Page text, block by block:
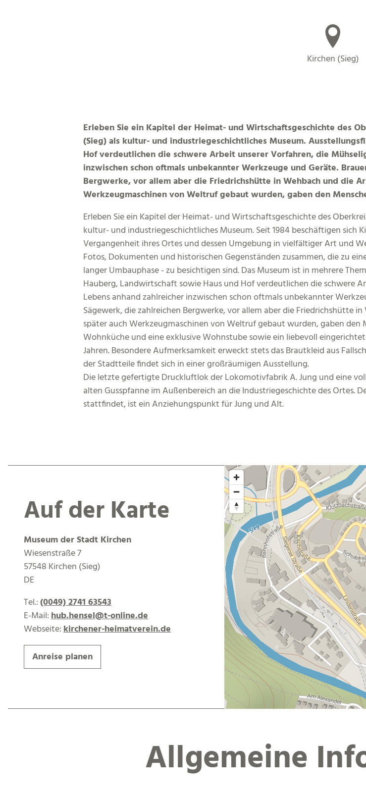
Kirchen (Sieg)
Erleben Sie ein Kapitel der Heimat- und Wirtschaftsgeschichte des
(Sieg) als kultur- und industriegeschichtliches Museum.
Hof verdeutlichen die schwere Arbeit unserer Vorfahren, die
inzwischen schon oftmals unbekannter Werkzeuge und Geräte.
Bergwerke, vor allem aber die Friedrichshütte in Wehbach und die
Werkzeugmaschinen von Weltruf gebaut wurden, gaben den
Erleben Sie ein Kapitel der Heimat- und Wirtschaftsgeschichte des
kultur- und industriegeschichtliches Museum. Seit 1984 beschäftigen sich
Vergangenheit ihres Ortes und dessen Umgebung in vielfältiger Art und
Fotos, Dokumenten und historischen Gegenständen zusammen, die zu
langer Umbauphase - zu besichtigen sind. Das Museum ist in mehrere
Hauberg, Landwirtschaft sowie Haus und Hof verdeutlichen die schwere
Lebens anhand zahlreicher inzwischen schon oftmals unbekannter
Sägewerk, die zahlreichen Bergwerke, vor allem aber die Friedrichshütte
später auch Werkzeugmaschinen von Weltruf gebaut wurden, gaben den
Wohnküche und eine exklusive Wohnstube sowie ein liebevoll
Jahren. Besondere Aufmerksamkeit erweckt stets das Brautkleid aus
der Stadtteile findet sich in einer großräumigen Ausstellung.
Die letzte gefertigte Druckluftlok der Lokomotivfabrik A. Jung und eine
alten Gusspfanne im Außenbereich an die Industriegeschichte des Ortes.
stattfindet, ist ein Anziehungspunkt für Jung und Alt.
Auf der Karte
Museum der Stadt Kirchen
Wiesenstraße 7
57548 Kirchen (Sieg)
DE
Tel.:(0049) 2741 63543
E-Mail:hub.hensel@t-online.de
Webseite:kirchener-heimatverein.de
Anreise planen
Allgemeine